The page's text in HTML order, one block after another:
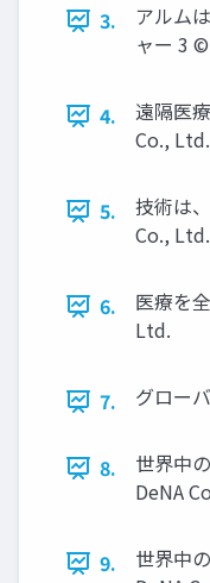
3.
アルム
ャー 3
4.
遠隔医
Co., Ltd.
5.
技術は
Co., Ltd.
6.
医療を
Ltd.
7. グロー
8.
世界中
DeNA
9.
世界中